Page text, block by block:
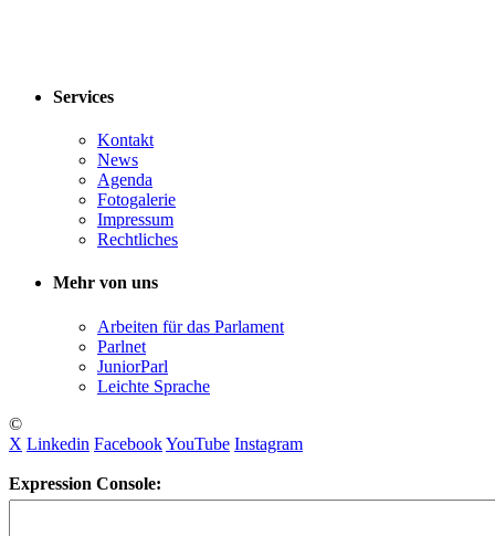
Services
Kontakt
News
Agenda
Fotogalerie
Impressum
Rechtliches
Mehr von uns
Arbeiten für das Parlament
Parlnet
JuniorParl
Leichte Sprache
©
X Linkedin FacebookYouTube Instagram
Expression Console: